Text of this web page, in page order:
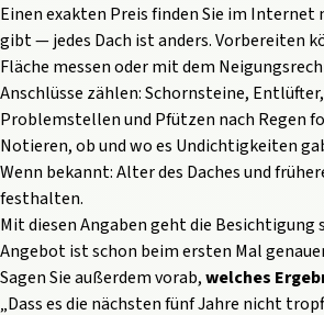
Einen exakten Preis finden Sie im
gibt — jedes Dach ist anders. Vorbereiten
Fläche messen oder mit dem
Anschlüsse zählen: Schornsteine,
Problemstellen und Pfützen nach Regen
Notieren, ob und wo es Undichtigkeiten
Wenn bekannt: Alter des Daches und
festhalten.
Mit diesen Angaben geht die Besichtigung
Angebot ist schon beim ersten Mal
Sagen Sie außerdem vorab,welches
„Dass es die nächsten fünf Jahre nicht